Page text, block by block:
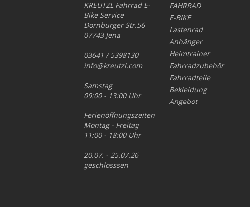
KREUTZL Fahrrad E-
Bike Service
Dornburger Str.56
07743 Jena
03641 / 5398130
info@kreutzl.com
Samstag
09:00 - 13:00 Uhr
Ferienöffnungszeiten
Montag - Freitag
11:00 - 18:00 Uhr
20.07. - 25.07.26
geschlosssen
FAHRRAD
E-BIKE
Lastenrad
Anhänger
Heimtrainer
Fahrradzubehör
Fahrradteile
Bekleidung
Angebot